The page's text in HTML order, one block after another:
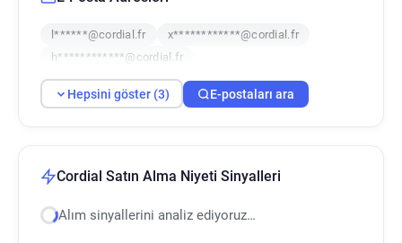
l******@cordial.fr
x************@cordial.fr
h************@cordial.fr
Hepsini göster (3) E-postaları ara
Cordial Satın Alma Niyeti Sinyalleri
Alım sinyallerini analiz ediyoruz…